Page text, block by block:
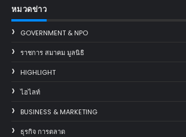
หมวดข่าว
GOVERNMENT & NPO
ราชการ สมาคม มูลนิธิ
HIGHLIGHT
ไฮไลท์
BUSINESS & MARKETING
ธุรกิจ การตลาด